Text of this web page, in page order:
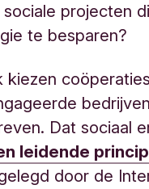
projecten
te besparen?
kiezen
Dat sociaal
leidende
door de